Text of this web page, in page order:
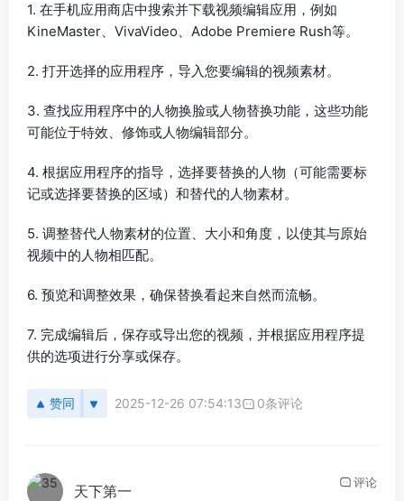
1. 在手机应用商店中搜索并下载视频编辑应用，例如
KineMaster、VivaVideo、Adobe Premiere Rush等。
2. 打开选择的应用程序，导入您要编辑的视频素材。
3. 查找应用程序中的人物换脸或人物替换功能，这些功能
可能位于特效、修饰或人物编辑部分。
4. 根据应用程序的指导，选择要替换的人物（可能需要标
记或选择要替换的区域）和替代的人物素材。
5. 调整替代人物素材的位置、大小和角度，以使其与原始
视频中的人物相匹配。
6. 预览和调整效果，确保替换看起来自然而流畅。
7. 完成编辑后，保存或导出您的视频，并根据应用程序提
供的选项进行分享或保存。
赞同 2025-12-26 07:54:13 0条评论
天下第一 评论